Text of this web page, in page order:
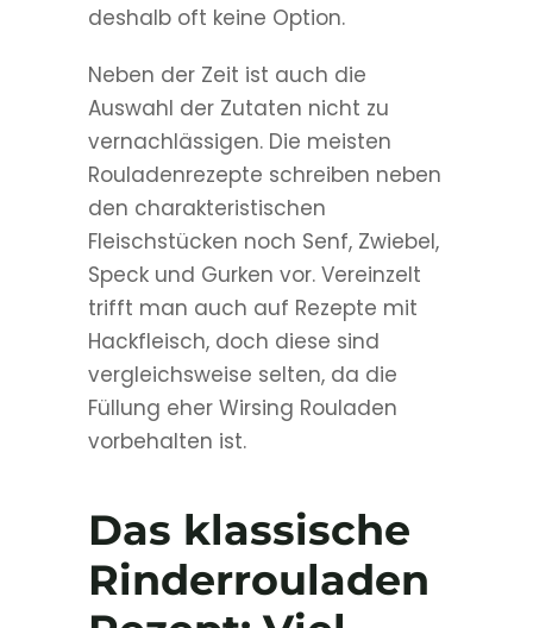
deshalb oft keine Option.
Neben der Zeit ist auch die
Auswahl der Zutaten nicht zu
vernachlässigen. Die meisten
Rouladenrezepte schreiben neben
den charakteristischen
Fleischstücken noch Senf, Zwiebel,
Speck und Gurken vor. Vereinzelt
trifft man auch auf Rezepte mit
Hackfleisch, doch diese sind
vergleichsweise selten, da die
Füllung eher Wirsing Rouladen
vorbehalten ist.
Das klassische
Rinderrouladen